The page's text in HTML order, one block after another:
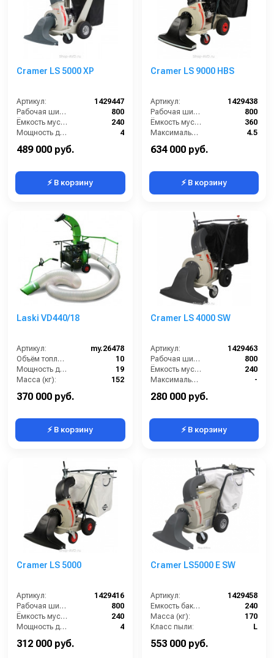
Cramer LS 5000 XP
Артикул:
1429447
Рабочая ширина (мм):
800
Ёмкость мусоросборника (л):
240
Мощность двигателя (кВт):
4
489 000 руб.
⚡ В корзину
Cramer LS 9000 HBS
Артикул:
1429438
Рабочая ширина (мм):
800
Ёмкость мусоросборника (л):
360
Максимальная скорость движения (км/ч):
4.5
634 000 руб.
⚡ В корзину
Laski VD440/18
Артикул:
my.26478
Объём топливного бака (л):
10
Мощность двигателя (лс):
19
Масса (кг):
152
370 000 руб.
⚡ В корзину
Cramer LS 4000 SW
Артикул:
1429463
Рабочая ширина (мм):
800
Ёмкость мусоросборника (л):
240
Максимальная скорость движения (км/ч):
-
280 000 руб.
⚡ В корзину
Cramer LS 5000
Артикул:
1429416
Рабочая ширина (мм):
800
Ёмкость мусоросборника (л):
240
Мощность двигателя (кВт):
4
312 000 руб.
Cramer LS5000 E SW
Артикул:
1429458
Емкость бака для мусора (л):
240
Масса (кг):
170
Класс пыли:
L
553 000 руб.